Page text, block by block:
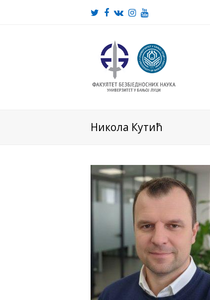
Twitter
Facebook
VKInstagram
Youtube
Никола Кутић